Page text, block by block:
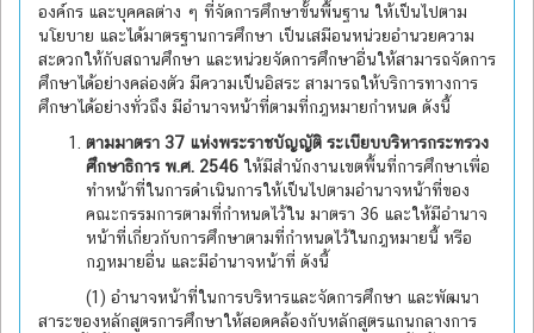
องค์กร และบุคคลต่าง ๆ ที่จัดการศึกษาขั้นพื้นฐาน ให้เป็นไปตาม
นโยบาย และได้มาตรฐานการศึกษา เป็นเสมือนหน่วยอำนวยความ
สะดวกให้กับสถานศึกษา และหน่วยจัดการศึกษาอื่นให้สามารถจัดการ
ศึกษาได้อย่างคล่องตัว มีความเป็นอิสระ สามารถให้บริการทางการ
ศึกษาได้อย่างทั่วถึง มีอำนาจหน้าที่ตามที่กฎหมายกำหนด ดังนี้
ตามมาตรา 37 แห่งพระราชบัญญัติ ระเบียบบริหารกระทรวง
ศึกษาธิการ พ.ศ. 2546 ให้มีสำนักงานเขตพื้นที่การศึกษาเพื่อ
ทำหน้าที่ในการดำเนินการให้เป็นไปตามอำนาจหน้าที่ของ
คณะกรรมการตามที่กำหนดไว้ใน มาตรา 36 และให้มีอำนาจ
หน้าที่เกี่ยวกับการศึกษาตามที่กำหนดไว้ในกฎหมายนี้ หรือ
กฎหมายอื่น และมีอำนาจหน้าที่ ดังนี้
(1) อำนาจหน้าที่ในการบริหารและจัดการศึกษา และพัฒนา
สาระของหลักสูตรการศึกษาให้สอดคล้องกับหลักสูตรแกนกลางการ